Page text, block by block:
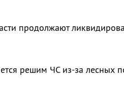
продолжают
решим ЧС из-за лесных